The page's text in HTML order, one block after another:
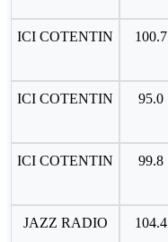
ICI COTENTIN 100.7
ICI COTENTIN 95.0
ICI COTENTIN 99.8
JAZZ RADIO 104.4